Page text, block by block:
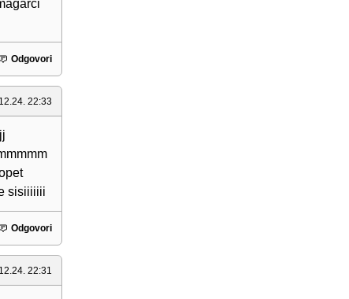
Odgovori
22:33
sisiiiiiii
Odgovori
22:31